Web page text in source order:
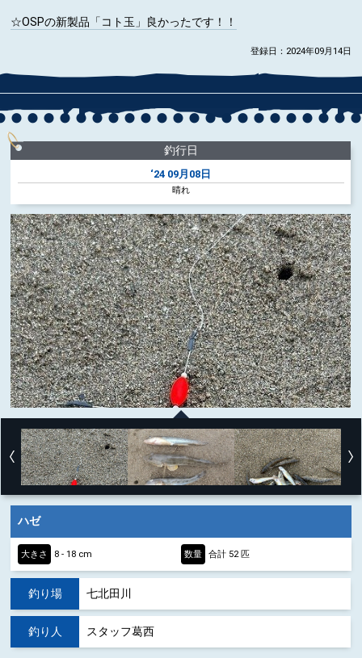
☆OSPの新製品「コト玉」良かったです！！
登録日：2024年09月14日
釣行日
‘24 09月08日
晴れ
ハゼ
大きさ 8 - 18 cm 数量 合計 52 匹
釣り場 七北田川
釣り人 スタッフ葛西